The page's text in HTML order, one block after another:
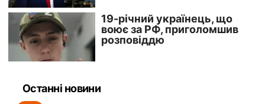
Останні новини